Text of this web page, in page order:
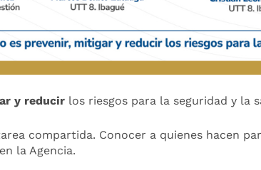
y reducir los riesgos para la seguridad y la
compartida. Conocer a quienes hacen
la Agencia.